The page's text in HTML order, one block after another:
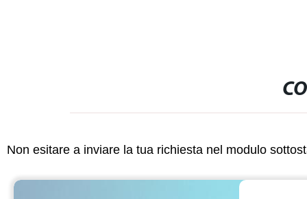
Non esitare a inviare la tua richiesta nel modulo